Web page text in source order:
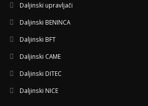
Daljinski upravljači
Daljinski BENINCA
Daljinski BFT
Daljinski CAME
Daljinski DITEC
Daljinski NICE